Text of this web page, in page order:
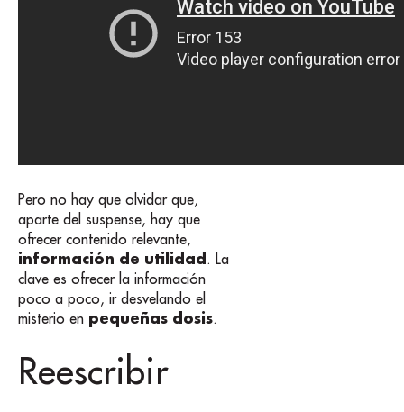
Pero no hay que olvidar que,
aparte del suspense, hay que
ofrecer contenido relevante,
información de utilidad . La
clave es ofrecer la información
poco a poco, ir desvelando el
misterio en pequeñas dosis.
Reescribir